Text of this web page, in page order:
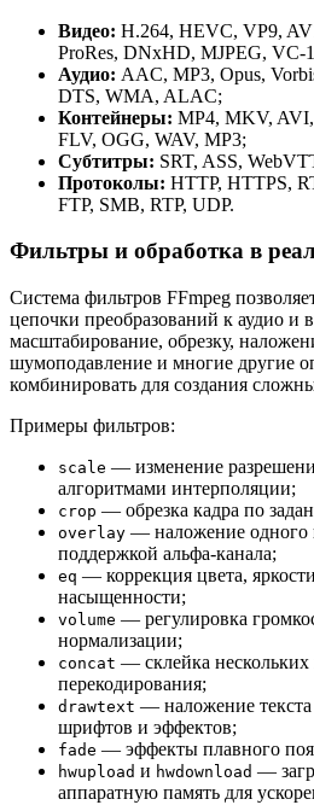
Видео: H.264, HEVC, VP9,
ProRes, DNxHD, MJPEG, VC-
Аудио: AAC, MP3, Opus,
DTS, WMA, ALAC;
Контейнеры: MP4, MKV,
FLV, OGG, WAV, MP3;
Субтитры: SRT, ASS,
Протоколы: HTTP, HTTPS,
FTP, SMB, RTP, UDP.
Фильтры и обработка в
Система фильтров FFmpeg
цепочки преобразований к аудио и
масштабирование, обрезку,
шумоподавление и многие другие
комбинировать для создания
Примеры фильтров:
scale — изменение
алгоритмами интерполяции;
crop — обрезка кадра по
overlay — наложение одного
поддержкой альфа-канала;
eq — коррекция цвета,
насыщенности;
volume — регулировка
нормализации;
concat — склейка нескольких
перекодирования;
drawtext — наложение
шрифтов и эффектов;
fade — эффекты плавного
hwupload и hwdownload —
аппаратную память для